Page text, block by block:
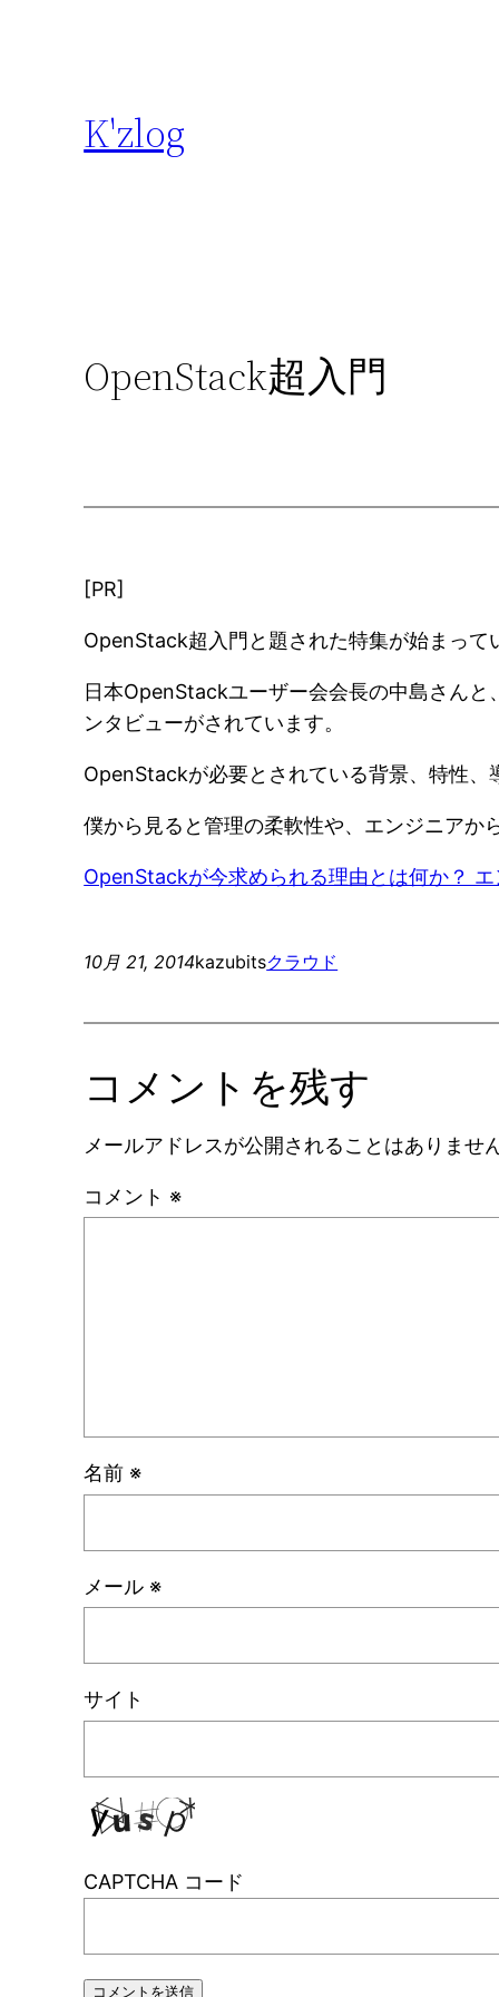
K'zlog
OpenStack超入門
[PR]
OpenStack超入門と題された特集が始まって
日本OpenStackユーザー会会長の中島さん
ンタビューがされています。
OpenStackが必要とされている背景、特性
僕から見ると管理の柔軟性や、エンジニアか
OpenStackが今求められる理由とは何か？
10月 21, 2014kazubitsクラウド
コメントを残す
メールアドレスが公開されることはありませ
コメント ※
名前 ※
メール ※
サイト
CAPTCHA コード